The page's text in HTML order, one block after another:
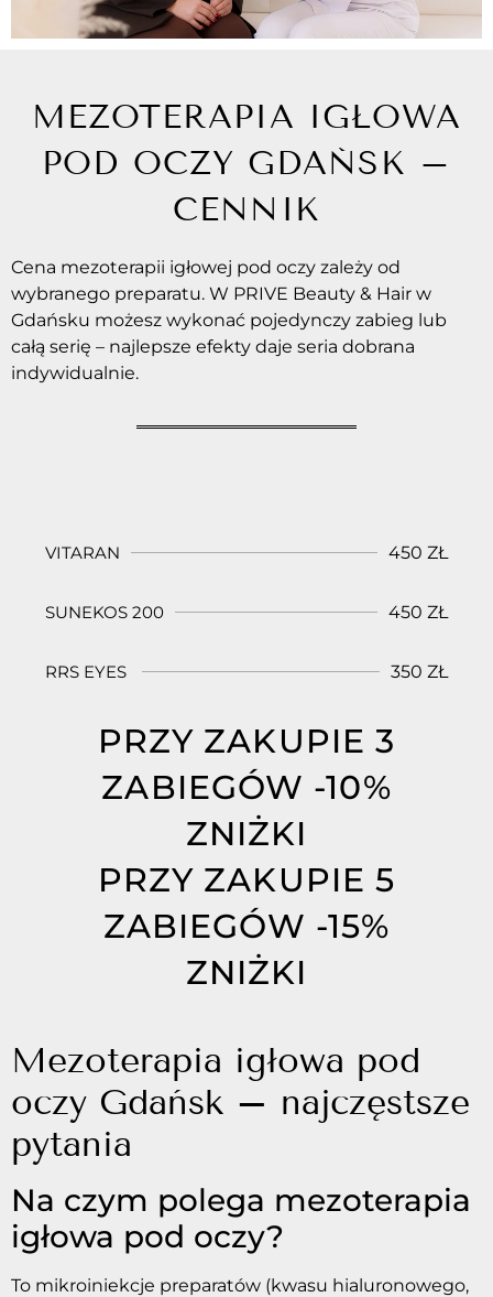
MEZOTERAPIA IGŁOWA
POD OCZY GDAŃSK –
CENNIK
Cena mezoterapii igłowej pod oczy zależy od
wybranego preparatu. W PRIVE Beauty & Hair w
Gdańsku możesz wykonać pojedynczy zabieg lub
całą serię – najlepsze efekty daje seria dobrana
indywidualnie.
VITARAN 450 ZŁ
SUNEKOS 200 450 ZŁ
RRS EYES 350 ZŁ
PRZY ZAKUPIE 3
ZABIEGÓW -10%
ZNIŻKI
PRZY ZAKUPIE 5
ZABIEGÓW -15%
ZNIŻKI
Mezoterapia igłowa pod
oczy Gdańsk – najczęstsze
pytania
Na czym polega mezoterapia
igłowa pod oczy?
To mikroiniekcje preparatów (kwasu hialuronowego,